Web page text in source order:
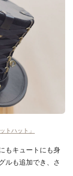
トハット」
もキュートにも身
ルも追加でき、さ